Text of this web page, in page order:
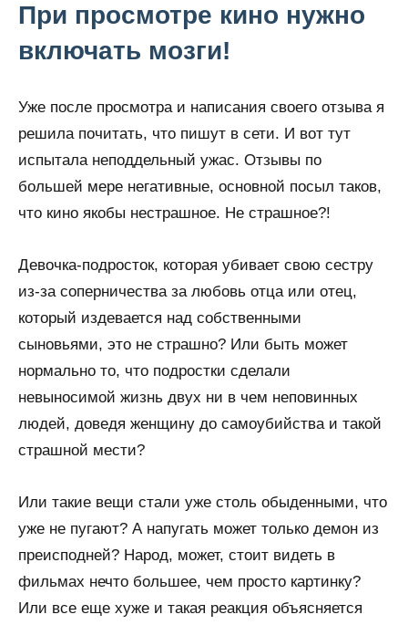
При просмотре кино нужно
включать мозги!
Уже после просмотра и написания своего отзыва я
решила почитать, что пишут в сети. И вот тут
испытала неподдельный ужас. Отзывы по
большей мере негативные, основной посыл таков,
что кино якобы нестрашное. Не страшное?!
Девочка-подросток, которая убивает свою сестру
из-за соперничества за любовь отца или отец,
который издевается над собственными
сыновьями, это не страшно? Или быть может
нормально то, что подростки сделали
невыносимой жизнь двух ни в чем неповинных
людей, доведя женщину до самоубийства и такой
страшной мести?
Или такие вещи стали уже столь обыденными, что
уже не пугают? А напугать может только демон из
преисподней? Народ, может, стоит видеть в
фильмах нечто большее, чем просто картинку?
Или все еще хуже и такая реакция объясняется